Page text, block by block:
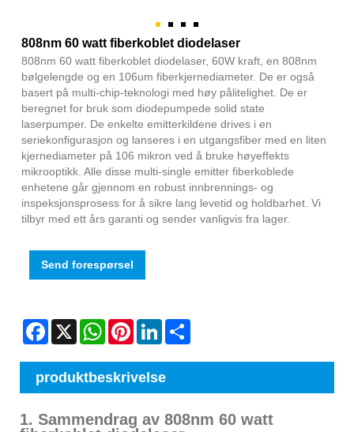
808nm 60 watt fiberkoblet diodelaser
808nm 60 watt fiberkoblet diodelaser, 60W kraft, en 808nm
bølgelengde og en 106um fiberkjernediameter. De er også
basert på multi-chip-teknologi med høy pålitelighet. De er
beregnet for bruk som diodepumpede solid state
laserpumper. De enkelte emitterkildene drives i en
seriekonfigurasjon og lanseres i en utgangsfiber med en liten
kjernediameter på 106 mikron ved å bruke høyeffekts
mikrooptikk. Alle disse multi-single emitter fiberkoblede
enhetene går gjennom en robust innbrennings- og
inspeksjonsprosess for å sikre lang levetid og holdbarhet. Vi
tilbyr med ett års garanti og sender vanligvis fra lager.
Send forespørsel
Facebook
X WhatsAppPinterestLinkedIn
produktbeskrivelse
1. Sammendrag av 808nm 60 watt